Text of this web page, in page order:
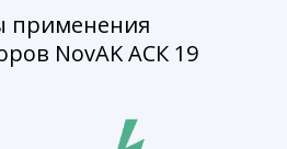
применения
NovAK АСК 19